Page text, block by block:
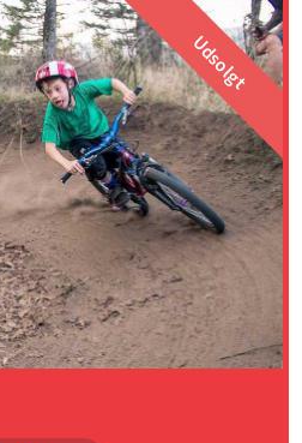
Udsolgt